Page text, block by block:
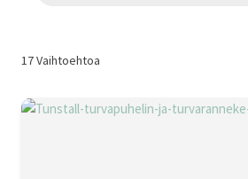
17Vaihtoehtoa